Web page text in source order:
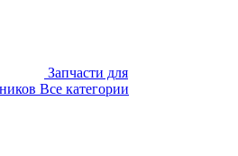
Запчасти для
Все категории